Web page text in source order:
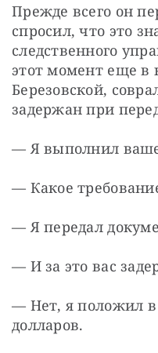
Прежде всего он
спросил, что это
следственного
этот момент еще в
Березовской,
задержан при
— Я выполнил
— Какое
— Я передал
— И за это вас
— Нет, я положил
долларов.